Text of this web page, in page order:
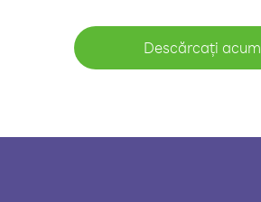
Descărcați acum